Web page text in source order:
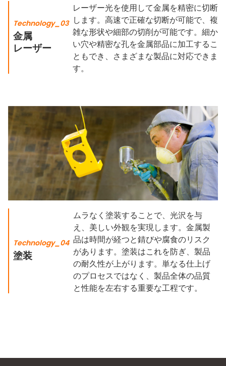
Technology_03
金属
レーザー
レーザー光を使用して金属を精密に切断
します。高速で正確な切断が可能で、複
雑な形状や細部の切削が可能です。細か
い穴や精密な孔を金属部品に加工するこ
ともでき、さまざまな製品に対応できま
す。
Technology_04
塗装
ムラなく塗装することで、光沢を与
え、美しい外観を実現します。金属製
品は時間が経つと錆びや腐食のリスク
があります。塗装はこれを防ぎ、製品
の耐久性が上がります。単なる仕上げ
のプロセスではなく、製品全体の品質
と性能を左右する重要な工程です。